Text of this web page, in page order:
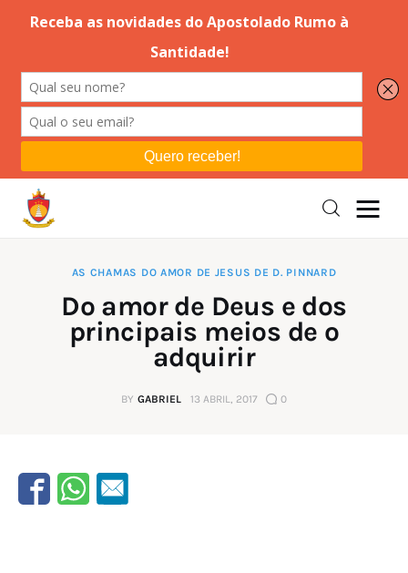
Editorial
Orações
Instruções
Espiritualidade
Catolicismo
AS CHAMAS DO AMOR DE JESUS DE D. PINNARD
Do amor de Deus e dos
principais meios de o
adquirir
BY GABRIEL 13 ABRIL, 2017 0